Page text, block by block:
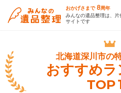
おかげさまで 8周年
みんなの遺品整理は、
サイトです
北海道深川市の
おすすめ
TOP